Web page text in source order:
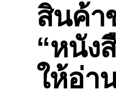
สินค้า
“หนัง
ให้อ่า